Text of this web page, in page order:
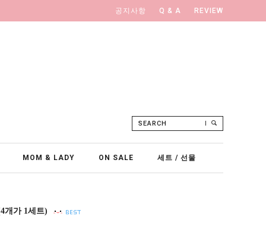
공지사항 Q & A REVIEW
SEARCH
MOM & LADY ON SALE 세트 / 선물
개가 1세트)